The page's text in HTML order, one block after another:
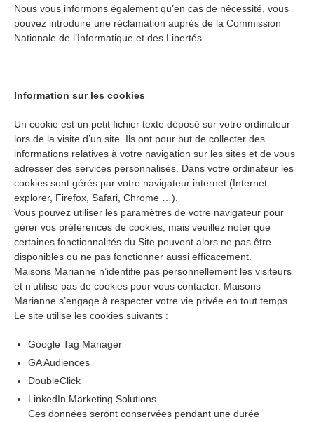
Nous vous informons également qu’en cas de nécessité, vous
pouvez introduire une réclamation auprès de la Commission
Nationale de l’Informatique et des Libertés.
Information sur les cookies
Un cookie est un petit fichier texte déposé sur votre ordinateur
lors de la visite d’un site. Ils ont pour but de collecter des
informations relatives à votre navigation sur les sites et de vous
adresser des services personnalisés. Dans votre ordinateur les
cookies sont gérés par votre navigateur internet (Internet
explorer, Firefox, Safari, Chrome …).
Vous pouvez utiliser les paramètres de votre navigateur pour
gérer vos préférences de cookies, mais veuillez noter que
certaines fonctionnalités du Site peuvent alors ne pas être
disponibles ou ne pas fonctionner aussi efficacement.
Maisons Marianne n’identifie pas personnellement les visiteurs
et n’utilise pas de cookies pour vous contacter. Maisons
Marianne s’engage à respecter votre vie privée en tout temps.
Le site utilise les cookies suivants :
Google Tag Manager
GA Audiences
DoubleClick
LinkedIn Marketing Solutions
Ces données seront conservées pendant une durée